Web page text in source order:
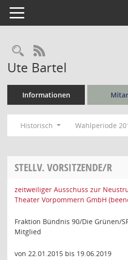
Toggle navigation
Rechercheauswahl
RSS-Feed
Ute Bartel
Informationen
Historisch Wahlperiode
STELLV. VORSITZENDE/R
zeitweiliger Ausschuss zur
Theater Vorpommern GmbH
Fraktion Bündnis 90/Die Grünen/
Mitglied
von 22.01.2015 bis 19.06.2019